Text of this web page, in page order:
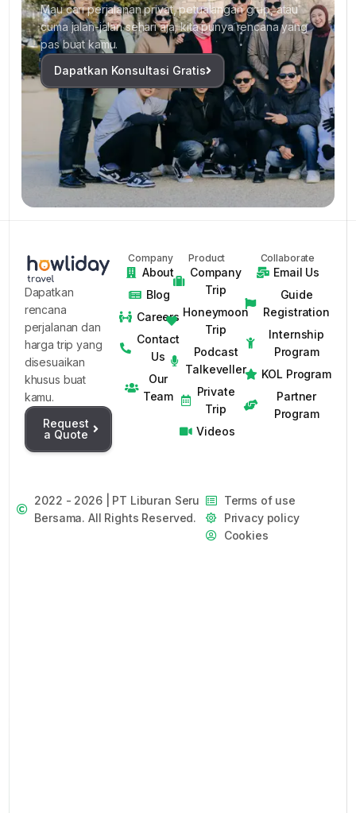
Mau cari perjalanan privat, petualangan grup, atau
cuma jalan-jalan sehari aja, kita punya rencana yang
pas buat kamu.
Dapatkan Konsultasi Gratis
Dapatkan
rencana
perjalanan dan
harga trip yang
disesuaikan
khusus buat
kamu.
Request
a Quote
Company
About
Blog
Careers
Contact
Us
Our
Team
Product
Company
Trip
Honeymoon
Trip
Podcast
Talkeveller
Private
Trip
Videos
Collaborate
Email Us
Guide
Registration
Internship
Program
KOL Program
Partner
Program
2022 - 2026 | PT Liburan Seru
Bersama. All Rights Reserved.
Terms of use
Privacy policy
Cookies